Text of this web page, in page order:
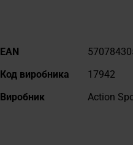
Докладніше
EAN
Код виробника
17942
Виробник
Action